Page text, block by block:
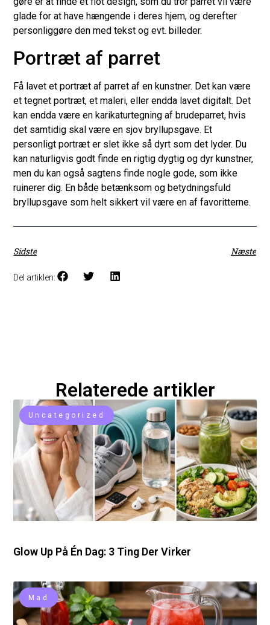
glade for at have hængende i deres hjem, og derefter
personliggøre den med tekst og evt. billeder.
Portræt af parret
Få lavet et portræt af parret af en kunstner. Det kan være
et tegnet portræt, et maleri, eller endda lavet digitalt. Det
kan endda være en karikaturtegning af brudeparret, hvis
det samtidig skal være en sjov bryllupsgave. Et
personligt portræt er slet ikke så dyrt som det lyder. Du
kan naturligvis godt finde en rigtig dygtig og dyr kunstner,
men du kan også sagtens finde nogle gode, som ikke
ruinerer dig. En både betænksom og betydningsfuld
bryllupsgave som helt sikkert vil være en af favoritterne.
Sidste Næste
Del artiklen:
Relaterede artikler
Uncategorized
Glow Up På Én Dag: 3 Ting Der Virker
Mad